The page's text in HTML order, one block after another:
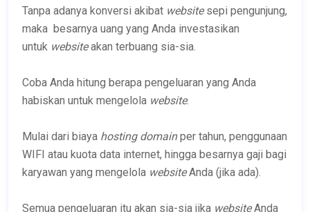
Tanpa adanya konversi akibat websitesepi pengunjung,
maka besarnya uang yang Anda investasikan
untuk websiteakan terbuang sia-sia.
Coba Anda hitung berapa pengeluaran yang Anda
habiskan untuk mengelola website.
Mulai dari biaya hosting domainper tahun, penggunaan
WIFI atau kuota data internet, hingga besarnya gaji bagi
karyawan yang mengelola websiteAnda (jika ada).
Semua pengeluaran itu akan sia-sia jika websiteAnda